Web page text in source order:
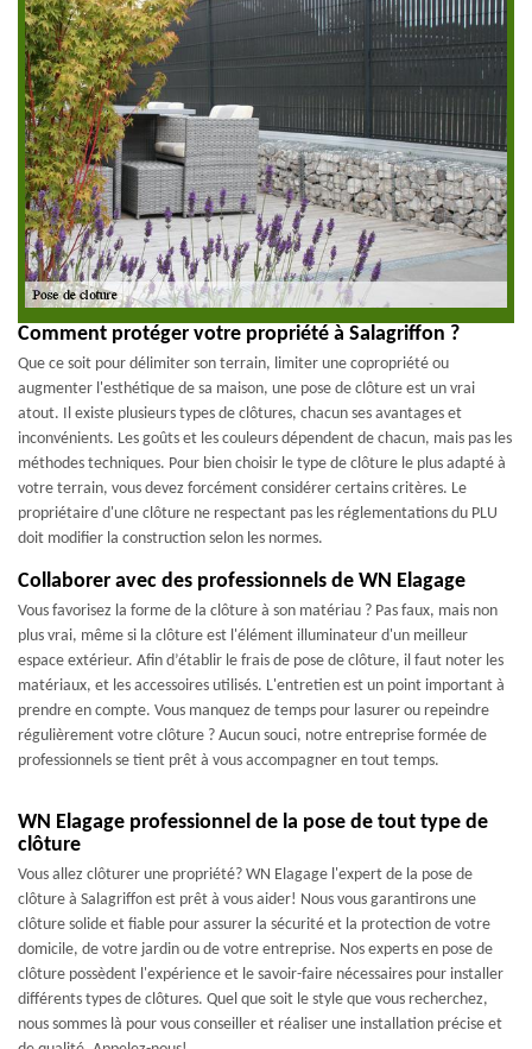
Comment protéger votre propriété à Salagriffon ?
Que ce soit pour délimiter son terrain, limiter une copropriété ou
augmenter l'esthétique de sa maison, une pose de clôture est un vrai
atout. Il existe plusieurs types de clôtures, chacun ses avantages et
inconvénients. Les goûts et les couleurs dépendent de chacun, mais pas les
méthodes techniques. Pour bien choisir le type de clôture le plus adapté à
votre terrain, vous devez forcément considérer certains critères. Le
propriétaire d'une clôture ne respectant pas les réglementations du PLU
doit modifier la construction selon les normes.
Collaborer avec des professionnels de WN Elagage
Vous favorisez la forme de la clôture à son matériau ? Pas faux, mais non
plus vrai, même si la clôture est l'élément illuminateur d'un meilleur
espace extérieur. Afin d’établir le frais de pose de clôture, il faut noter les
matériaux, et les accessoires utilisés. L'entretien est un point important à
prendre en compte. Vous manquez de temps pour lasurer ou repeindre
régulièrement votre clôture ? Aucun souci, notre entreprise formée de
professionnels se tient prêt à vous accompagner en tout temps.
WN Elagage professionnel de la pose de tout type de
clôture
Vous allez clôturer une propriété? WN Elagage l'expert de la pose de
clôture à Salagriffon est prêt à vous aider! Nous vous garantirons une
clôture solide et fiable pour assurer la sécurité et la protection de votre
domicile, de votre jardin ou de votre entreprise. Nos experts en pose de
clôture possèdent l'expérience et le savoir-faire nécessaires pour installer
différents types de clôtures. Quel que soit le style que vous recherchez,
nous sommes là pour vous conseiller et réaliser une installation précise et